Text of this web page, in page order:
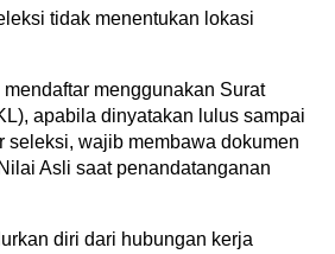
tidak menentukan lokasi
menggunakan Surat
apabila dinyatakan lulus sampai
seleksi, wajib membawa dokumen
Asli saat penandatanganan
diri dari hubungan kerja